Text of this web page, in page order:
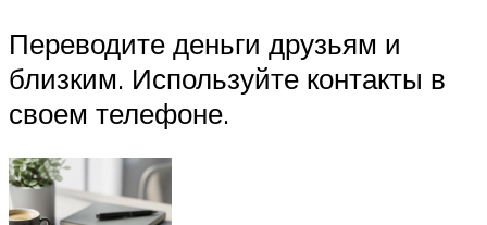
Переводите деньги друзьям и
близким. Используйте контакты в
своем телефоне.